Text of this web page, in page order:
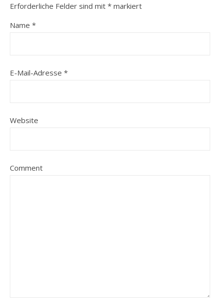
Erforderliche Felder sind mit * markiert
Name *
E-Mail-Adresse *
Website
Comment